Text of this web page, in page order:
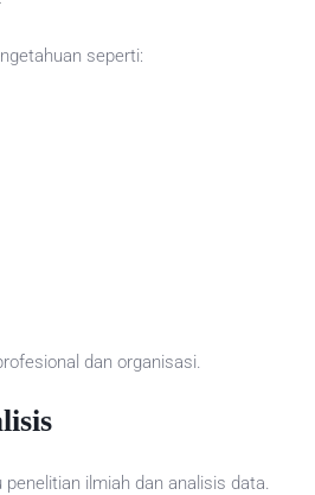
seperti:
dan organisasi.
ilmiah dan analisis data.